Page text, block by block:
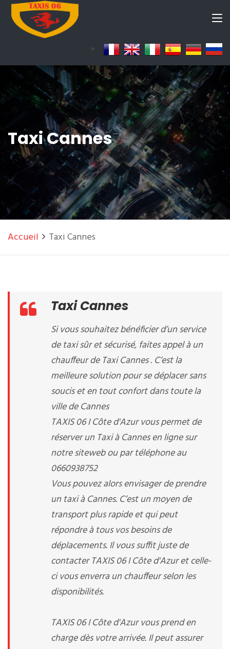
Taxi Cannes
Accueil Taxi Cannes
Taxi Cannes
Si vous souhaitez bénéficier d’un service
de taxi sûr et sécurisé, faites appel à un
chauffeur de Taxi Cannes . C’est la
meilleure solution pour se déplacer sans
soucis et en tout confort dans toute la
ville de Cannes
TAXIS 06 I Côte d'Azur vous permet de
réserver un Taxi à Cannes en ligne sur
notre siteweb ou par téléphone au
0660938752
Vous pouvez alors envisager de prendre
un taxi à Cannes. C’est un moyen de
transport plus rapide et qui peut
répondre à tous vos besoins de
déplacements. Il vous suffit juste de
contacter TAXIS 06 I Côte d'Azur et celle-
ci vous enverra un chauffeur selon les
disponibilités.
TAXIS 06 I Côte d'Azur vous prend en
charge dès votre arrivée. Il peut assurer